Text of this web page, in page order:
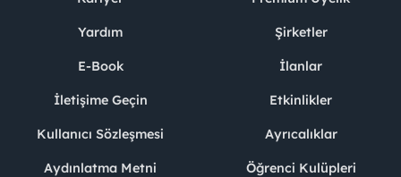
Yardım
E-Book
İletişime Geçin
Kullanıcı Sözleşmesi
Aydınlatma Metni
Şirketler
İlanlar
Etkinlikler
Ayrıcalıklar
Öğrenci Kulüpleri